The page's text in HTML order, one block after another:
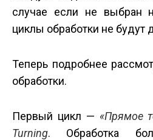
случае если не выбран
циклы обработки не будут
Теперь подробнее
обработки.
Первый цикл — «Прямое
Turning. Обработка